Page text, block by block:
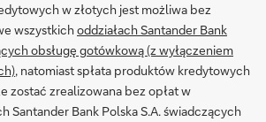
w złotych jest możliwa bez
wszystkichoddziałach Santander Bank
obsługę gotówkową (z wyłączeniem
, natomiast spłata produktów kredytowych
zostać zrealizowana bez opłat w
Santander Bank Polska S.A. świadczących